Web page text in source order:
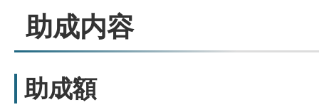
助成内容
助成額